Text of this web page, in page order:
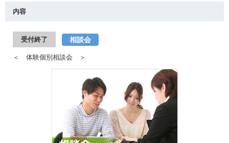
内容
受付終了 相談会
＜ 体験個別相談会 ＞